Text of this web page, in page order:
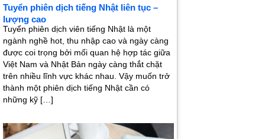
Tuyển phiên dịch tiếng Nhật liên tục –
lượng cao
Tuyển phiên dịch viên tiếng Nhật là một
ngành nghề hot, thu nhập cao và ngày càng
được coi trọng bởi mối quan hệ hợp tác giữa
Việt Nam và Nhật Bản ngày càng thắt chặt
trên nhiều lĩnh vực khác nhau. Vậy muốn trở
thành một phiên dịch tiếng Nhật cần có
những kỹ […]